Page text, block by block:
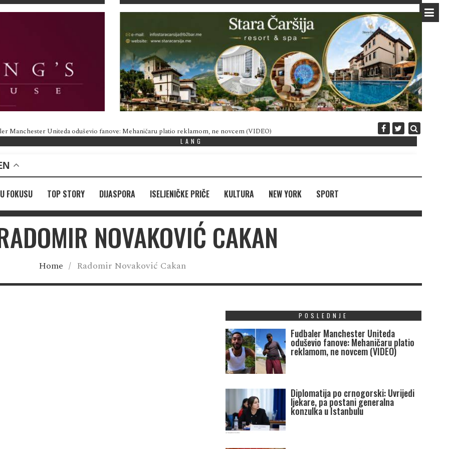
Manchester Uniteda oduševio fanove: Mehaničaru platio reklamom, ne novcem (VIDEO) Diplomatija po
LANG
U FOKUSU TOP STORY DIJASPORA ISELJENIČKE PRIČE KULTURA NEW YORK SPORT
NOVAKOVIĆ CAKAN
Home / Radomir Novaković Cakan
POSLEDNJE
Fudbaler Manchester Uniteda
oduševio fanove: Mehaničaru platio
reklamom, ne novcem (VIDEO)
Diplomatija po crnogorski: Uvrijedi
ljekare, pa postani generalna
konzulka u Istanbulu